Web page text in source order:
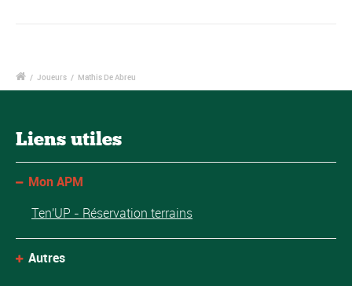
/ Joueurs / Mathis De Abreu
Liens utiles
Mon APM
Ten'UP - Réservation terrains
Autres